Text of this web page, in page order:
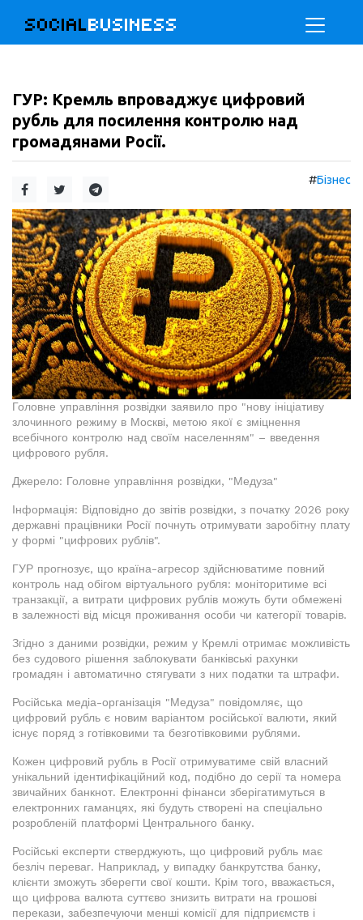
SOCIALBUSINESS
ГУР: Кремль впроваджує цифровий
рубль для посилення контролю над
громадянами Росії.
#Бізнес
Головне управління розвідки заявило про "нову ініціативу
злочинного режиму в Москві, метою якої є зміцнення
всебічного контролю над своїм населенням" – введення
цифрового рубля.
Джерело: Головне управління розвідки, "Медуза"
Інформація: Відповідно до звітів розвідки, з початку 2026 року
державні працівники Росії почнуть отримувати заробітну плату
у формі "цифрових рублів".
ГУР прогнозує, що країна-агресор здійснюватиме повний
контроль над обігом віртуального рубля: моніторитиме всі
транзакції, а витрати цифрових рублів можуть бути обмежені
в залежності від місця проживання особи чи категорії товарів.
Згідно з даними розвідки, режим у Кремлі отримає можливість
без судового рішення заблокувати банківські рахунки
громадян і автоматично стягувати з них податки та штрафи.
Російська медіа-організація "Медуза" повідомляє, що
цифровий рубль є новим варіантом російської валюти, який
існує поряд з готівковими та безготівковими рублями.
Кожен цифровий рубль в Росії отримуватиме свій власний
унікальний ідентифікаційний код, подібно до серії та номера
звичайних банкнот. Електронні фінанси зберігатимуться в
електронних гаманцях, які будуть створені на спеціально
розробленій платформі Центрального банку.
Російські експерти стверджують, що цифровий рубль має
безліч переваг. Наприклад, у випадку банкрутства банку,
клієнти зможуть зберегти свої кошти. Крім того, вважається,
що цифрова валюта суттєво знизить витрати на грошові
перекази, забезпечуючи менші комісії для підприємств і